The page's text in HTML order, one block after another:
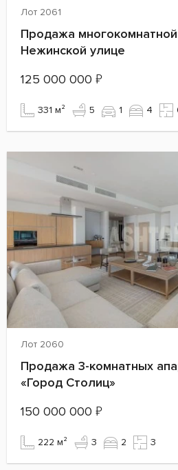
Лот 2061
Продажа
Нежинской улице
125 000 000 ₽
331 м² 5 1 4
Лот 2060
Продажа 3-комнатных
«Город Столиц»
150 000 000 ₽
222 м² 3 2 3